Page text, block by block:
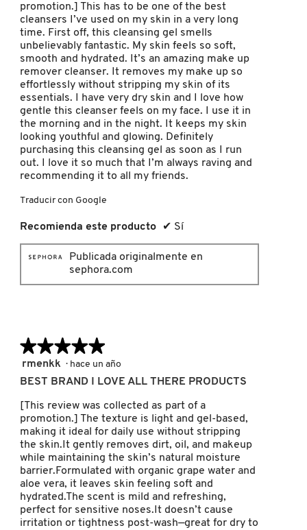
MAC COSMETICS
MAISON LOUIS MARIE
MAKEUP BY MARIO
MARC JACOBS PERFUMES
MEDICUBE
MONTBLANC
MOROCCANOIL
MURAD
NARS
NATASHA DENONA
NEST New York
promotion.] This has to be one of the best
cleansers I’ve used on my skin in a very long
time. First off, this cleansing gel smells
unbelievably fantastic. My skin feels so soft,
smooth and hydrated. It’s an amazing make up
remover cleanser. It removes my make up so
effortlessly without stripping my skin of its
essentials. I have very dry skin and I love how
gentle this cleanser feels on my face. I use it in
the morning and in the night. It keeps my skin
looking youthful and glowing. Definitely
purchasing this cleansing gel as soon as I run
out. I love it so much that I’m always raving and
recommending it to all my friends.
Traducir con Google
Recomienda este producto ✔ Sí
Publicada originalmente en
sephora.com
★★★★★
★★★★★
5
de
estrellas.
rmenkk · hace un año
BEST BRAND I LOVE ALL THERE PRODUCTS
[This review was collected as part of a
promotion.] The texture is light and gel-based,
making it ideal for daily use without stripping
the skin.It gently removes dirt, oil, and makeup
while maintaining the skin’s natural moisture
barrier.Formulated with organic grape water and
aloe vera, it leaves skin feeling soft and
hydrated.The scent is mild and refreshing,
perfect for sensitive noses.It doesn’t cause
irritation or tightness post-wash—great for dry to